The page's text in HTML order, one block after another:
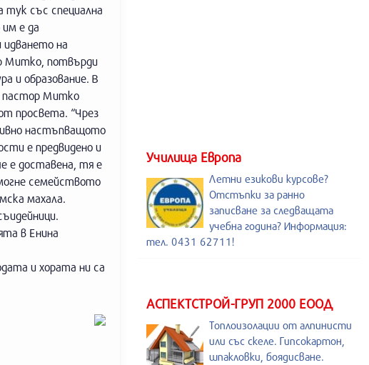
със специална
е да
на
Митко, потвърди
и образование. В
пастор Митко
просвета. “Чрез
настъпващото
е предвидено и
е доставена, тя е
семейството
махала.
в Енина
и хората ни са
Училища Европа
Летни езикови курсове?
Отстъпки за ранно
записване за следващата
учебна година? Информация:
тел. 0431 62711!
АСПЕКТСТРОЙ-ГРУП 2000 ЕООД
Топлоизолации от алпинисти
или със скеле. Гипсокартон,
шпакловки, боядисване.